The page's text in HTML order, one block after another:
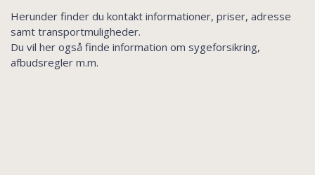
Herunder finder du kontakt informationer, priser, adresse
samt transportmuligheder.
Du vil her også finde information om sygeforsikring,
afbudsregler m.m.